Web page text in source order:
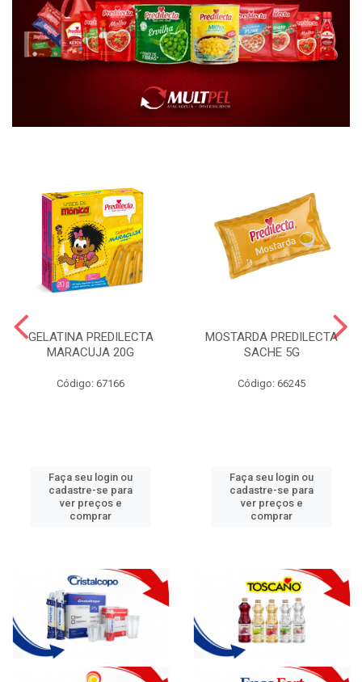
GELATINA PREDILECTA
MARACUJA 20G
Código: 67166
Faça seu login ou
cadastre-se para
ver preços e
comprar
MOSTARDA PREDILECTA
SACHE 5G
Código: 66245
Faça seu login ou
cadastre-se para
ver preços e
comprar